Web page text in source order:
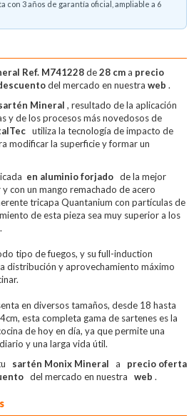
con 3 años de garantía oficial, ampliable a 6
Ref. M741228de28 cma precio
del mercado en nuestra web .
Mineral , resultado de la aplicación
y de los procesos más novedosos de
utiliza la tecnología de impacto de
modificar la superficie y formar un
en aluminio forjado de la mejor
con un mango remachado de acero
tricapa Quantanium con partículas de
de esta pieza sea muy superior a los
tipo de fuegos, y su full-induction
distribución y aprovechamiento máximo
en diversos tamaños, desde 18 hasta
esta completa gama de sartenes es la
de hoy en día, ya que permite una
y una larga vida útil.
sartén Monix Mineral a
precio oferta
del mercado en nuestra web .